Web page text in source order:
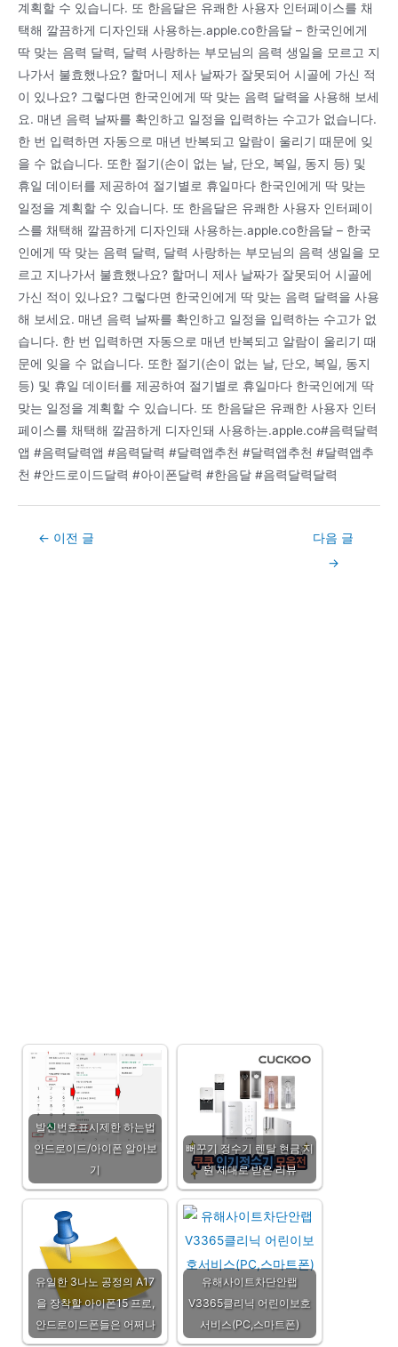
계획할 수 있습니다. 또 한음달은 유쾌한 사용자 인터페이스를 채
택해 깔끔하게 디자인돼 사용하는.apple.co한음달 – 한국인에게
딱 맞는 음력 달력, 달력 사랑하는 부모님의 음력 생일을 모르고 지
나가서 불효했나요? 할머니 제사 날짜가 잘못되어 시골에 가신 적
이 있나요? 그렇다면 한국인에게 딱 맞는 음력 달력을 사용해 보세
요. 매년 음력 날짜를 확인하고 일정을 입력하는 수고가 없습니다.
한 번 입력하면 자동으로 매년 반복되고 알람이 울리기 때문에 잊
을 수 없습니다. 또한 절기(손이 없는 날, 단오, 복일, 동지 등) 및
휴일 데이터를 제공하여 절기별로 휴일마다 한국인에게 딱 맞는
일정을 계획할 수 있습니다. 또 한음달은 유쾌한 사용자 인터페이
스를 채택해 깔끔하게 디자인돼 사용하는.apple.co한음달 – 한국
인에게 딱 맞는 음력 달력, 달력 사랑하는 부모님의 음력 생일을 모
르고 지나가서 불효했나요? 할머니 제사 날짜가 잘못되어 시골에
가신 적이 있나요? 그렇다면 한국인에게 딱 맞는 음력 달력을 사용
해 보세요. 매년 음력 날짜를 확인하고 일정을 입력하는 수고가 없
습니다. 한 번 입력하면 자동으로 매년 반복되고 알람이 울리기 때
문에 잊을 수 없습니다. 또한 절기(손이 없는 날, 단오, 복일, 동지
등) 및 휴일 데이터를 제공하여 절기별로 휴일마다 한국인에게 딱
맞는 일정을 계획할 수 있습니다. 또 한음달은 유쾌한 사용자 인터
페이스를 채택해 깔끔하게 디자인돼 사용하는.apple.co#음력달력
앱 #음력달력앱 #음력달력 #달력앱추천 #달력앱추천 #달력앱추
천 #안드로이드달력 #아이폰달력 #한음달 #음력달력달력
Post← 이전 글
다음 글
→
발신번호표시제한 하는법
안드로이드/아이폰 알아보
기
뻐꾸기 정수기 렌탈 현금 지
원 제대로 받은 리뷰
유일한 3나노 공정의 A17
을 장착할 아이폰15 프로,
안드로이드폰들은 어쩌나
유해사이트차단안랩
V3365클리닉 어린이보호
서비스(PC,스마트폰)